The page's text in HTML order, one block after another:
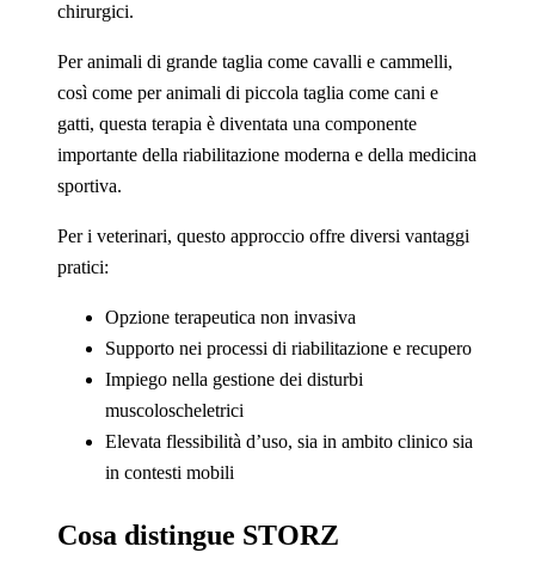
chirurgici.
Per animali di grande taglia come cavalli e cammelli,
così come per animali di piccola taglia come cani e
gatti, questa terapia è diventata una componente
importante della riabilitazione moderna e della medicina
sportiva.
Per i veterinari, questo approccio offre diversi vantaggi
pratici:
Opzione terapeutica non invasiva
Supporto nei processi di riabilitazione e recupero
Impiego nella gestione dei disturbi
muscoloscheletrici
Elevata flessibilità d’uso, sia in ambito clinico sia
in contesti mobili
Cosa distingue STORZ